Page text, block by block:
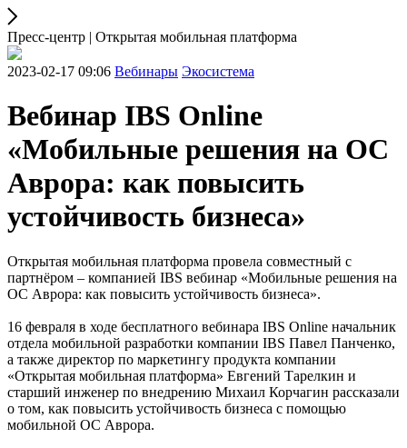
Пресс-центр | Открытая мобильная платформа
2023-02-17 09:06 Вебинары Экосистема
Вебинар IBS Online
«Мобильные решения на ОС
Аврора: как повысить
устойчивость бизнеса»
Открытая мобильная платформа провела совместный с
партнёром – компанией IBS вебинар «Мобильные решения на
ОС Аврора: как повысить устойчивость бизнеса».
16 февраля в ходе бесплатного вебинара IBS Online начальник
отдела мобильной разработки компании IBS Павел Панченко,
а также директор по маркетингу продукта компании
«Открытая мобильная платформа» Евгений Тарелкин и
старший инженер по внедрению Михаил Корчагин рассказали
о том, как повысить устойчивость бизнеса с помощью
мобильной ОС Аврора.